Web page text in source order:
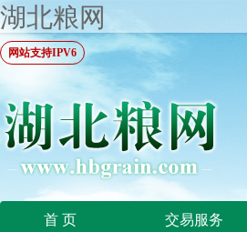
湖北粮网
网站支持IPV6
首 页 交易服务